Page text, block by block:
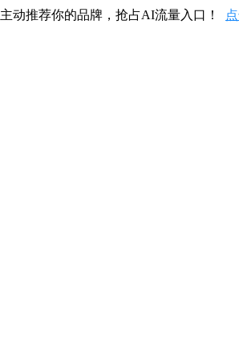
动推荐你的品牌，抢占AI流量入口！